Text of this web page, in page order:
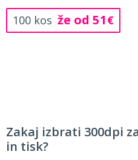
100 kos že od 51 €
Zakaj izbrati 300dpi
in tisk?